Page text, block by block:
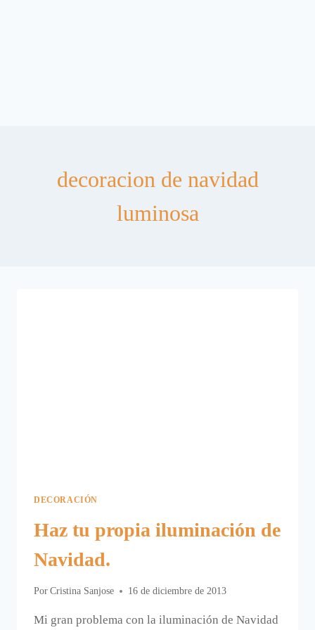
decoracion de navidad
luminosa
DECORACIÓN
Haz tu propia iluminación de
Navidad.
Por Cristina Sanjose 16 de diciembre de 2013
Mi gran problema con la iluminación de Navidad